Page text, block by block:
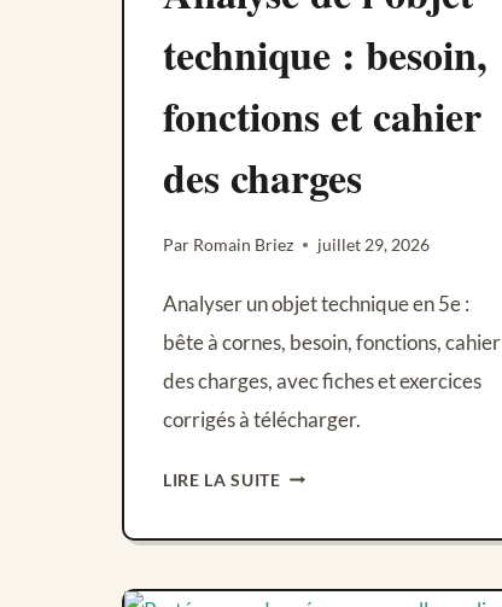
technique : besoin,
fonctions et cahier
des charges
Par Romain Briez juillet 29, 2026
Analyser un objet technique en 5e :
bête à cornes, besoin, fonctions, cahier
des charges, avec fiches et exercices
corrigés à télécharger.
LIRE LA SUITEANALYSE
TECHNIQUE